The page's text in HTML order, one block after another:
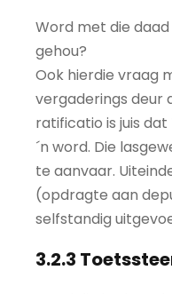
Word met die
gehou?
Ook hierdie vraag
vergaderings deur
ratificatio is juis
´n word. Die
te aanvaar.
(opdragte aan
selfstandig
3.2.3